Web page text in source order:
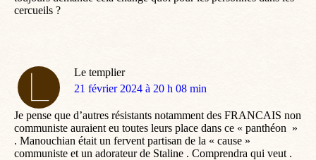
cercueils ?
Le templier
dit
21 février 2024 à 20 h 08 min
Je pense que d’autres résistants notamment des FRANCAIS non
communiste auraient eu toutes leurs place dans ce « panthéon »
. Manouchian était un fervent partisan de la « cause »
communiste et un adorateur de Staline . Comprendra qui veut .